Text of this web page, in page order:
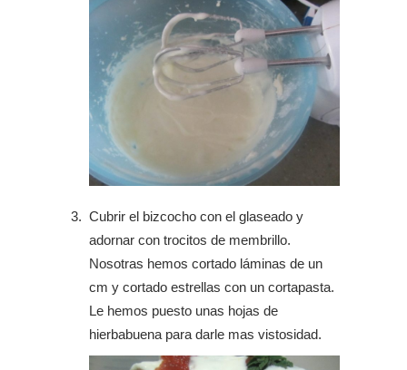
Cubrir el bizcocho con el glaseado y
adornar con trocitos de membrillo.
Nosotras hemos cortado láminas de un
cm y cortado estrellas con un cortapasta.
Le hemos puesto unas hojas de
hierbabuena para darle mas vistosidad.